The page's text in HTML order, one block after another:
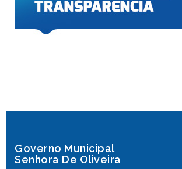
Governo Municipal
Senhora De Oliveira